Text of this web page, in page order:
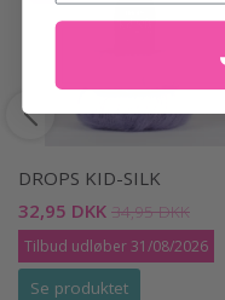
DROPS KID-SILK
32,95 DKK 34,95 DKK
Tilbud udløber 31/08/2026
Se produktet